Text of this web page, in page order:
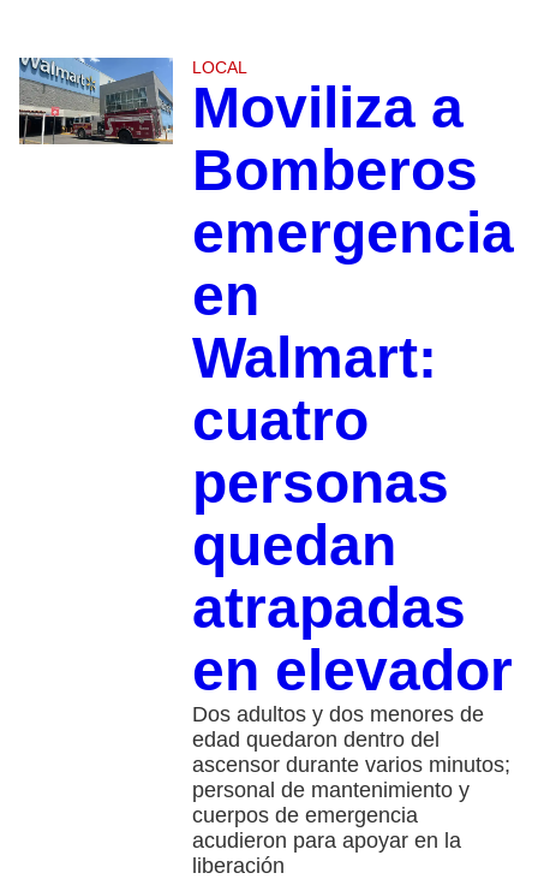
LOCAL
Moviliza a
Bomberos
emergencia
en
Walmart:
cuatro
personas
quedan
atrapadas
en elevador
Dos adultos y dos menores de
edad quedaron dentro del
ascensor durante varios minutos;
personal de mantenimiento y
cuerpos de emergencia
acudieron para apoyar en la
liberación